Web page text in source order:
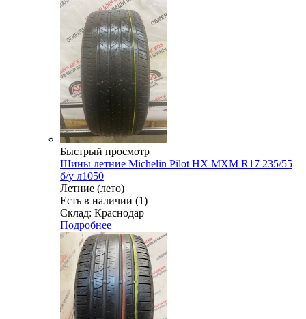
Быстрый просмотр
Шины летние Michelin Pilot HX MXM R17 235/55
б/у л1050
Летние (лето)
Есть в наличии (1)
Склад: Краснодар
Подробнее